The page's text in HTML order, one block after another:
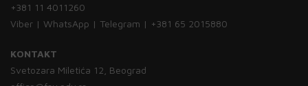
+381 11 4011260
Viber | WhatsApp | Telegram | +381 65 2015880
KONTAKT
Svetozara Miletića 12, Beograd